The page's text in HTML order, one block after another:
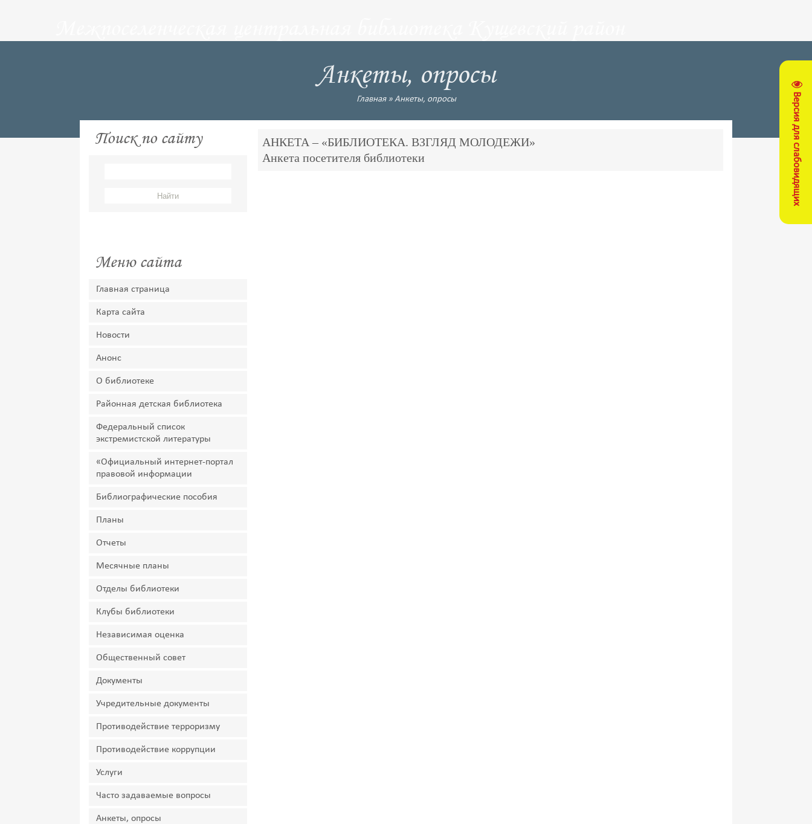
Версия для слабовидящих
Анкеты, опросы
Главная» Анкеты, опросы
Поиск по сайту
Меню сайта
Главная страница
Карта сайта
Новости
Анонс
О библиотеке
Районная детская библиотека
Федеральный список
экстремистской литературы
«Официальный интернет-портал
правовой информации
Библиографические пособия
Планы
Отчеты
Месячные планы
Отделы библиотеки
Клубы библиотеки
Независимая оценка
Общественный совет
Документы
Учредительные документы
Противодействие терроризму
Противодействие коррупции
Услуги
Часто задаваемые вопросы
Анкеты, опросы
АНКЕТА – «БИБЛИОТЕКА. ВЗГЛЯД МОЛОДЕЖИ»
Анкета посетителя библиотеки